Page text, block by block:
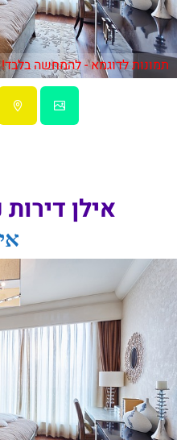
תמונות לדוגמא - להמחשה בלבד!
אילן